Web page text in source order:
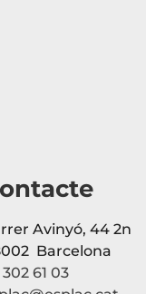
Avinyó, 44 2n
Barcelona
61 03